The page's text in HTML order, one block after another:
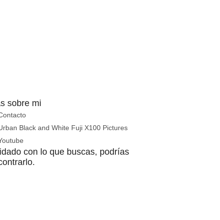
sobre mi
Black and White Fuji X100 Pictures
con lo que buscas, podrías